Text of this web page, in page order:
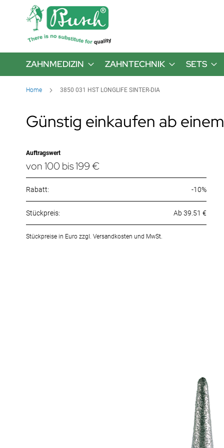
ZAHNMEDIZIN ZAHNTECHNIK SETS
Home 3850 031 HST LONGLIFE SINTER-DIA
Günstig einkaufen ab
Auftragswert
von 100 bis 199 €
Rabatt: -10%
Ab 39.51 €
Stückpreise in Euro zzgl. Versandkosten und MwSt.